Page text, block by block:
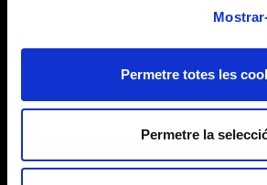
Permetre totes les
Permetre la